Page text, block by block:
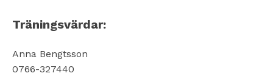
Träningsvärdar:
Anna Bengtsson
0766-327440